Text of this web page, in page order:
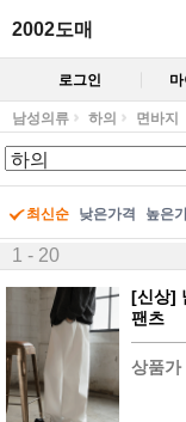
2002도매
로그인
남성의류 하의 면바지
최신순 낮은가격 높은
1 - 20
[신상]
팬츠
상품가